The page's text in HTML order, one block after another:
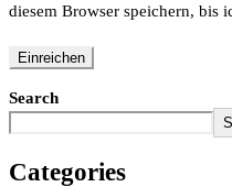
diesem Browser speichern, bis
Search
Categories